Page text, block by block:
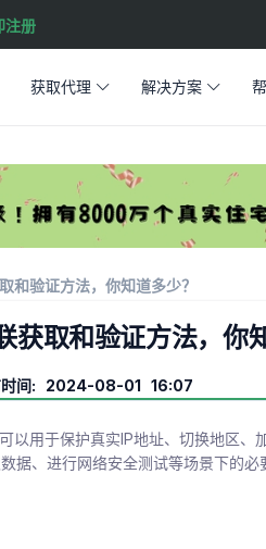
注册
获取代理 解决方案
和验证方法，你知道多少？
获取和验证方法，你
时间: 2024-08-01 16:07
以用于保护真实IP地址、切换地区、
据、进行网络安全测试等场景下的必